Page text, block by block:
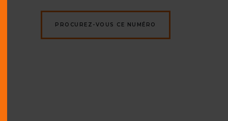
PROCUREZ-VOUS CE NUMÉRO